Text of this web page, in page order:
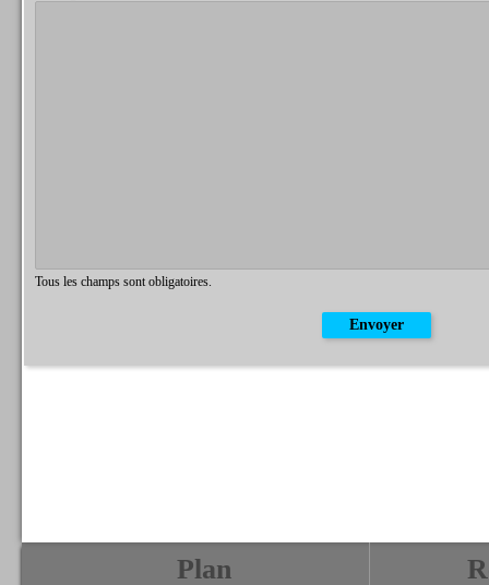
Tous les champs sont obligatoires.
Plan